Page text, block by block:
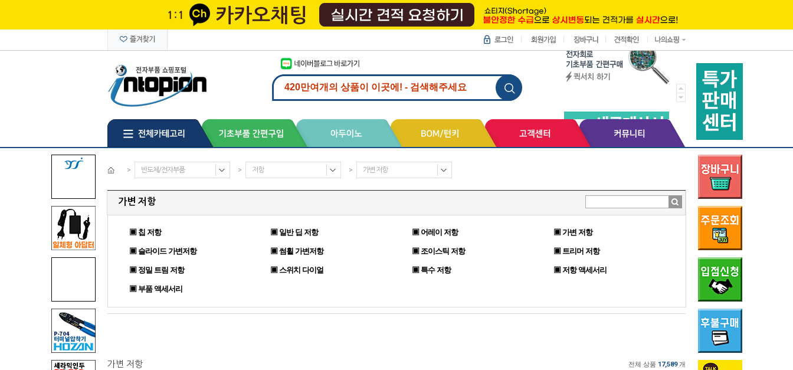
> 반도체/전자부품 > 저항 > 가변 저항
가변 저항
▣ 칩 저항 ▣ 일반 딥 저항 ▣ 어레이 저항 ▣ 가변 저항
▣ 슬라이드 가변저항 ▣ 썸휠 가변저항 ▣ 조이스틱 저항 ▣ 트리머 저항
▣ 정밀 트림 저항 ▣ 스위치 다이얼 ▣ 특수 저항 ▣ 저항 액세서리
▣ 부품 액세서리
가변 저항 전체 상품 17,589개